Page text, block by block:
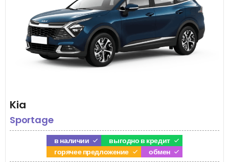
Kia
Sportage
в наличии
выгодно в кредит
горячее предложение
обмен